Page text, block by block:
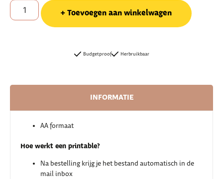
Toevoegen aan winkelwagen
Budgetproof Herbruikbaar
INFORMATIE
AA formaat
Hoe werkt een printable?
Na bestelling krijg je het bestand automatisch in de
mail inbox